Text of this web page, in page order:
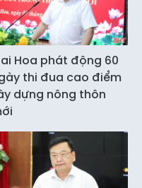
Hoa phát động 60
thi đua cao điểm
dựng nông thôn